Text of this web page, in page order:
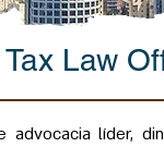
Law
líder,